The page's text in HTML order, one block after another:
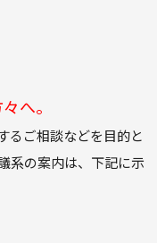
へ。
るご相談などを目的と
系の案内は、下記に示